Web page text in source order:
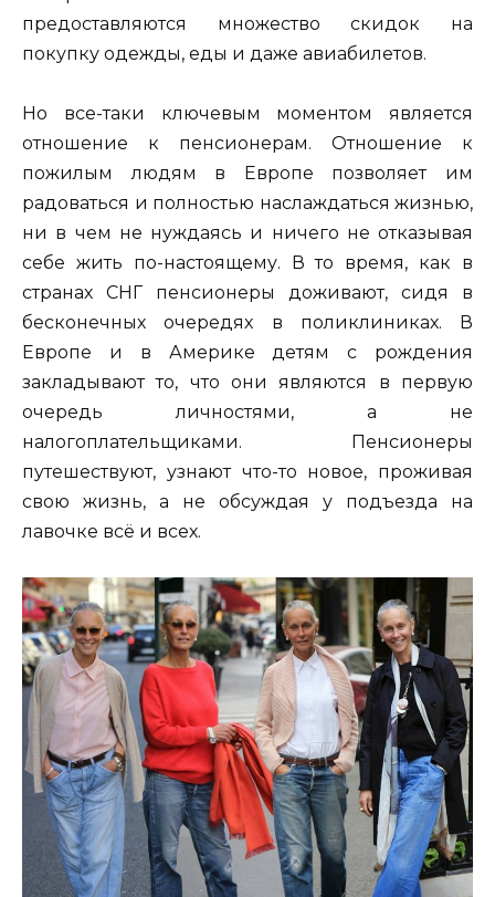
предоставляются множество скидок на
покупку одежды, еды и даже авиабилетов.
Но все-таки ключевым моментом является
отношение к пенсионерам. Отношение к
пожилым людям в Европе позволяет им
радоваться и полностью наслаждаться жизнью,
ни в чем не нуждаясь и ничего не отказывая
себе жить по-настоящему. В то время, как в
странах СНГ пенсионеры доживают, сидя в
бесконечных очередях в поликлиниках. В
Европе и в Америке детям с рождения
закладывают то, что они являются в первую
очередь личностями, а не
налогоплательщиками. Пенсионеры
путешествуют, узнают что-то новое, проживая
свою жизнь, а не обсуждая у подъезда на
лавочке всё и всех.